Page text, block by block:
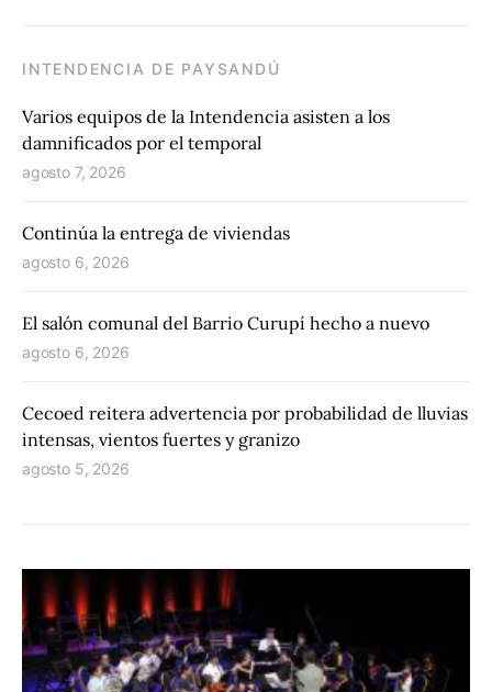
INTENDENCIA DE PAYSANDÚ
Varios equipos de la Intendencia asisten a los
damnificados por el temporal
agosto 7, 2026
Continúa la entrega de viviendas
agosto 6, 2026
El salón comunal del Barrio Curupí hecho a nuevo
agosto 6, 2026
Cecoed reitera advertencia por probabilidad de lluvias
intensas, vientos fuertes y granizo
agosto 5, 2026